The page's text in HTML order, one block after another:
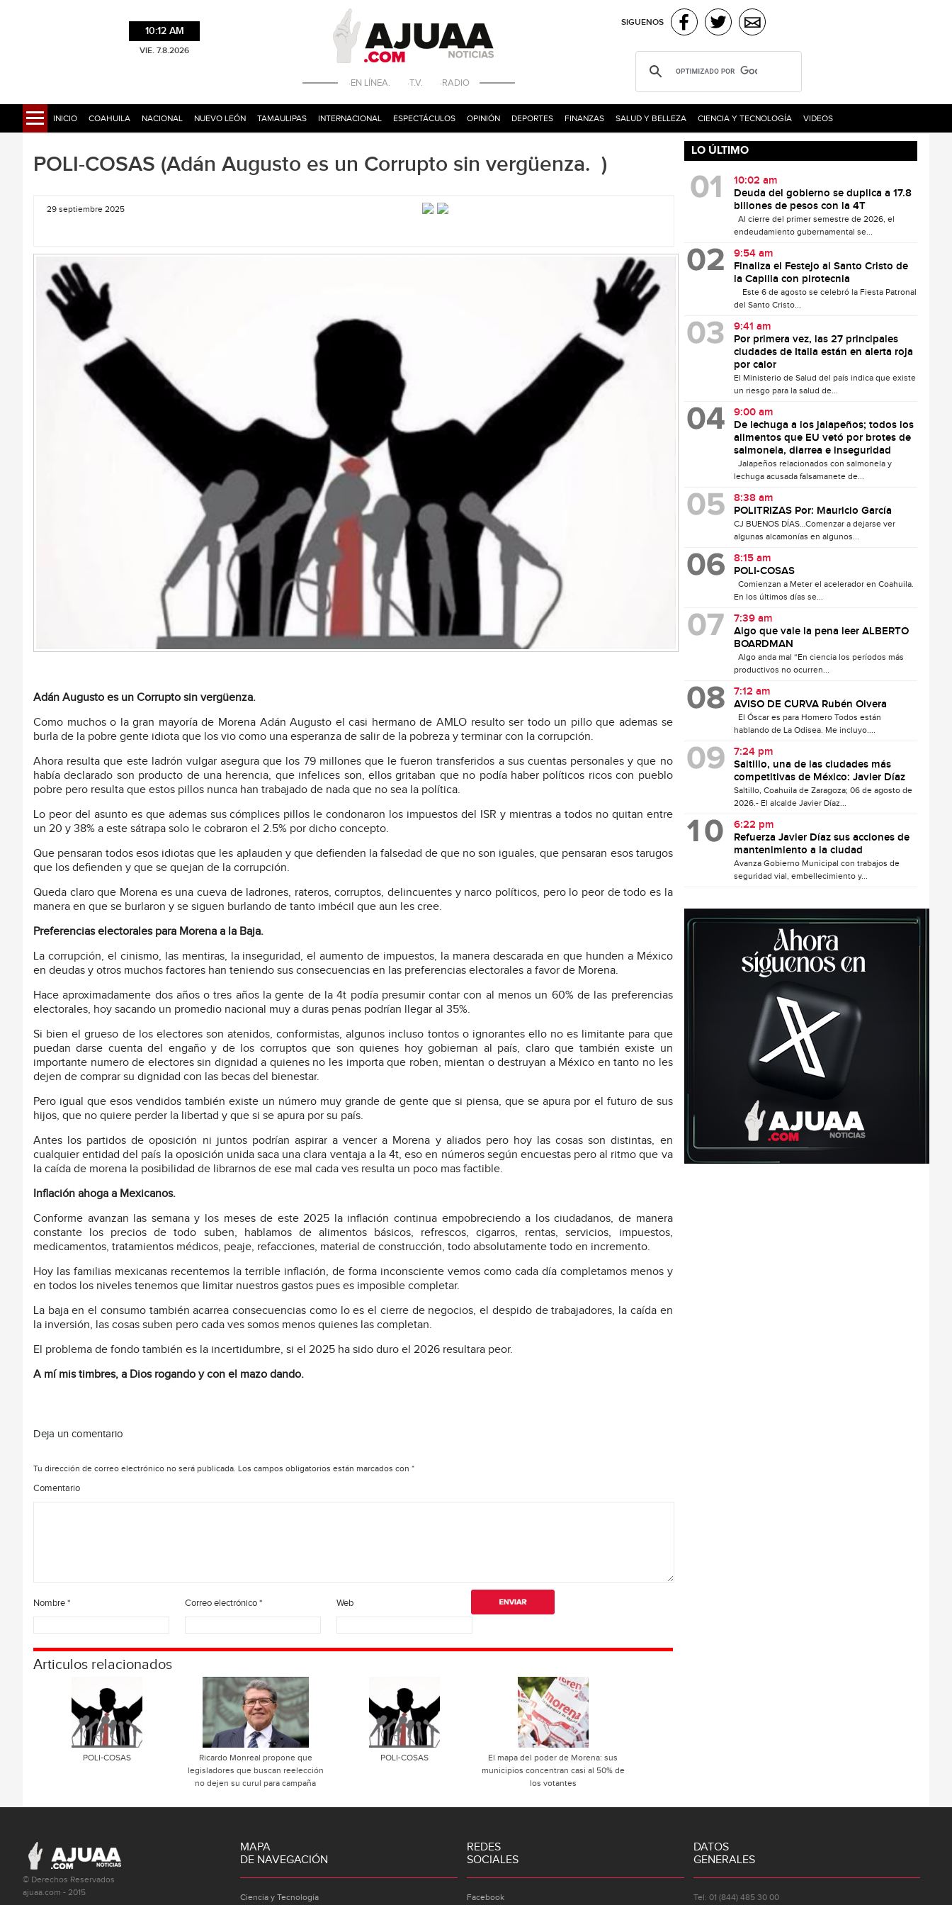
10:12 AM
VIE. 7.8.2026
·EN LÍNEA. ·T.V. ·RADIO
SIGUENOS
INICIO COAHUILA NACIONAL NUEVO LEÓN TAMAULIPAS INTERNACIONAL ESPECTÁCULOS OPINIÓN DEPORTES FINANZAS SALUD Y BELLEZA CIENCIA Y TECNOLOGÍA VIDEOS
POLI-COSAS (Adán Augusto es un Corrupto sin vergüenza. )
29 septiembre 2025
Adán Augusto es un Corrupto sin vergüenza.
Como muchos o la gran mayoría de Morena Adán Augusto el casi hermano de AMLO resulto ser todo un pillo que ademas se
burla de la pobre gente idiota que los vio como una esperanza de salir de la pobreza y terminar con la corrupción.
Ahora resulta que este ladrón vulgar asegura que los 79 millones que le fueron transferidos a sus cuentas personales y que no
había declarado son producto de una herencia, que infelices son, ellos gritaban que no podía haber políticos ricos con pueblo
pobre pero resulta que estos pillos nunca han trabajado de nada que no sea la política.
Lo peor del asunto es que ademas sus cómplices pillos le condonaron los impuestos del ISR y mientras a todos no quitan entre
un 20 y 38% a este sátrapa solo le cobraron el 2.5% por dicho concepto.
Que pensaran todos esos idiotas que les aplauden y que defienden la falsedad de que no son iguales, que pensaran esos tarugos
que los defienden y que se quejan de la corrupción.
Queda claro que Morena es una cueva de ladrones, rateros, corruptos, delincuentes y narco políticos, pero lo peor de todo es la
manera en que se burlaron y se siguen burlando de tanto imbécil que aun les cree.
Preferencias electorales para Morena a la Baja.
La corrupción, el cinismo, las mentiras, la inseguridad, el aumento de impuestos, la manera descarada en que hunden a México
en deudas y otros muchos factores han teniendo sus consecuencias en las preferencias electorales a favor de Morena.
Hace aproximadamente dos años o tres años la gente de la 4t podía presumir contar con al menos un 60% de las preferencias
electorales, hoy sacando un promedio nacional muy a duras penas podrían llegar al 35%.
Si bien el grueso de los electores son atenidos, conformistas, algunos incluso tontos o ignorantes ello no es limitante para que
puedan darse cuenta del engaño y de los corruptos que son quienes hoy gobiernan al país, claro que también existe un
importante numero de electores sin dignidad a quienes no les importa que roben, mientan o destruyan a México en tanto no les
dejen de comprar su dignidad con las becas del bienestar.
Pero igual que esos vendidos también existe un número muy grande de gente que si piensa, que se apura por el futuro de sus
hijos, que no quiere perder la libertad y que si se apura por su país.
Antes los partidos de oposición ni juntos podrían aspirar a vencer a Morena y aliados pero hoy las cosas son distintas, en
cualquier entidad del país la oposición unida saca una clara ventaja a la 4t, eso en números según encuestas pero al ritmo que va
la caída de morena la posibilidad de librarnos de ese mal cada ves resulta un poco mas factible.
Inflación ahoga a Mexicanos.
Conforme avanzan las semana y los meses de este 2025 la inflación continua empobreciendo a los ciudadanos, de manera
constante los precios de todo suben, hablamos de alimentos básicos, refrescos, cigarros, rentas, servicios, impuestos,
medicamentos, tratamientos médicos, peaje, refacciones, material de construcción, todo absolutamente todo en incremento.
Hoy las familias mexicanas recentemos la terrible inflación, de forma inconsciente vemos como cada día completamos menos y
en todos los niveles tenemos que limitar nuestros gastos pues es imposible completar.
La baja en el consumo también acarrea consecuencias como lo es el cierre de negocios, el despido de trabajadores, la caída en
la inversión, las cosas suben pero cada ves somos menos quienes las completan.
El problema de fondo también es la incertidumbre, si el 2025 ha sido duro el 2026 resultara peor.
A mí mis timbres, a Dios rogando y con el mazo dando.
Deja un comentario
Tu dirección de correo electrónico no será publicada. Los campos obligatorios están marcados con *
Comentario
Nombre* Correo electrónico* Web
Articulos relacionados
POLI-COSAS
Ricardo Monreal propone que
legisladores que buscan reelección
no dejen su curul para campaña
POLI-COSAS
El mapa del poder de Morena: sus
municipios concentran casi al 50% de
los votantes
LO ÚLTIMO
10:02 am
Deuda del gobierno se duplica a 17.8
billones de pesos con la 4T
Al cierre del primer semestre de 2026, el
endeudamiento gubernamental se...
9:54 am
Finaliza el Festejo al Santo Cristo de
la Capilla con pirotecnia
Este 6 de agosto se celebró la Fiesta Patronal
del Santo Cristo...
9:41 am
Por primera vez, las 27 principales
ciudades de Italia están en alerta roja
por calor
El Ministerio de Salud del país indica que existe
un riesgo para la salud de...
9:00 am
De lechuga a los jalapeños; todos los
alimentos que EU vetó por brotes de
salmonela, diarrea e inseguridad
Jalapeños relacionados con salmonela y
lechuga acusada falsamanete de...
8:38 am
POLITRIZAS Por: Mauricio García
CJ BUENOS DÍAS…Comenzar a dejarse ver
algunas alcamonías en algunos...
8:15 am
POLI-COSAS
Comienzan a Meter el acelerador en Coahuila.
En los últimos días se...
7:39 am
Algo que vale la pena leer ALBERTO
BOARDMAN
Algo anda mal “En ciencia los períodos más
productivos no ocurren...
7:12 am
AVISO DE CURVA Rubén Olvera
El Óscar es para Homero Todos están
hablando de La Odisea. Me incluyo....
7:24 pm
Saltillo, una de las ciudades más
competitivas de México: Javier Díaz
Saltillo, Coahuila de Zaragoza; 06 de agosto de
2026.- El alcalde Javier Díaz...
6:22 pm
Refuerza Javier Díaz sus acciones de
mantenimiento a la ciudad
Avanza Gobierno Municipal con trabajos de
seguridad vial, embellecimiento y...
© Derechos Reservados
ajuaa.com - 2015
MAPA
DE NAVEGACIÓN
Ciencia y Tecnología
REDES
SOCIALES
Facebook
DATOS
GENERALES
Tel: 01 (844) 485 30 00